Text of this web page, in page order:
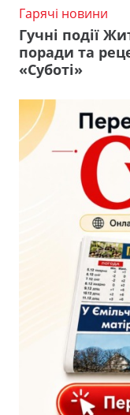
Гарячі новини
Гучні події
поради та
«Суботі»